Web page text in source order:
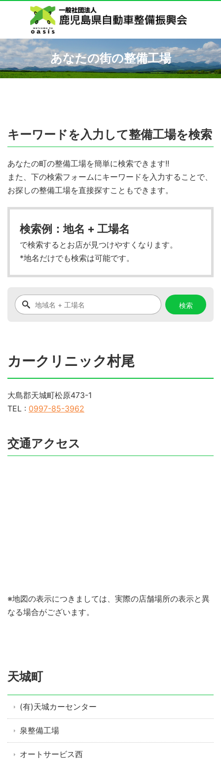
あなたの街の整備工場
キーワードを入力して整備工場を検索
あなたの町の整備工場を簡単に検索できます!!
また、下の検索フォームにキーワードを入力することで、
お探しの整備工場を直接探すこともできます。
検索例：地名 + 工場名
で検索するとお店が見つけやすくなります。
*地名だけでも検索は可能です。
カークリニック村尾
大島郡天城町松原473-1
TEL : 0997-85-3962
交通アクセス
※地図の表示につきましては、実際の店舗場所の表示と異
なる場合がございます。
天城町
(有)天城カーセンター
泉整備工場
オートサービス西